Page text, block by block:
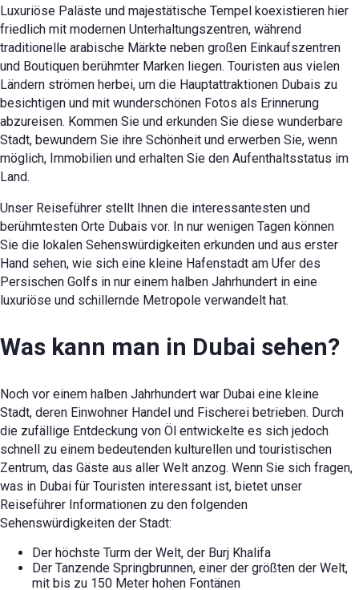
Luxuriöse Paläste und majestätische Tempel koexistieren hier
friedlich mit modernen Unterhaltungszentren, während
traditionelle arabische Märkte neben großen Einkaufszentren
und Boutiquen berühmter Marken liegen. Touristen aus vielen
Ländern strömen herbei, um die Hauptattraktionen Dubais zu
besichtigen und mit wunderschönen Fotos als Erinnerung
abzureisen. Kommen Sie und erkunden Sie diese wunderbare
Stadt, bewundern Sie ihre Schönheit und erwerben Sie, wenn
möglich, Immobilien und erhalten Sie den Aufenthaltsstatus im
Land.
Unser Reiseführer stellt Ihnen die interessantesten und
berühmtesten Orte Dubais vor. In nur wenigen Tagen können
Sie die lokalen Sehenswürdigkeiten erkunden und aus erster
Hand sehen, wie sich eine kleine Hafenstadt am Ufer des
Persischen Golfs in nur einem halben Jahrhundert in eine
luxuriöse und schillernde Metropole verwandelt hat.
Was kann man in Dubai sehen?
Noch vor einem halben Jahrhundert war Dubai eine kleine
Stadt, deren Einwohner Handel und Fischerei betrieben. Durch
die zufällige Entdeckung von Öl entwickelte es sich jedoch
schnell zu einem bedeutenden kulturellen und touristischen
Zentrum, das Gäste aus aller Welt anzog. Wenn Sie sich fragen,
was in Dubai für Touristen interessant ist, bietet unser
Reiseführer Informationen zu den folgenden
Sehenswürdigkeiten der Stadt:
Der höchste Turm der Welt, der Burj Khalifa
Der Tanzende Springbrunnen, einer der größten der Welt,
mit bis zu 150 Meter hohen Fontänen